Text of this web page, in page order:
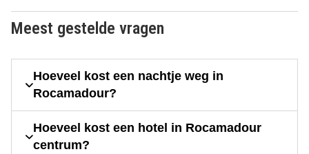
Meest gestelde vragen
Hoeveel kost een nachtje weg in
Rocamadour?
Hoeveel kost een hotel in Rocamadour
centrum?